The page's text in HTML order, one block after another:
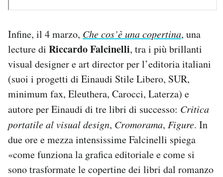
Infine, il 4 marzo, Che cos’è una copertina, una
lecture di Riccardo Falcinelli, tra i più brillanti
visual designer e art director per l’editoria italiani
(suoi i progetti di Einaudi Stile Libero, SUR,
minimum fax, Eleuthera, Carocci, Laterza) e
autore per Einaudi di tre libri di successo: Critica
portatile al visual design, Cromorama, Figure. In
due ore e mezza intensissime Falcinelli spiega
«come funziona la grafica editoriale e come si
sono trasformate le copertine dei libri dal romanzo